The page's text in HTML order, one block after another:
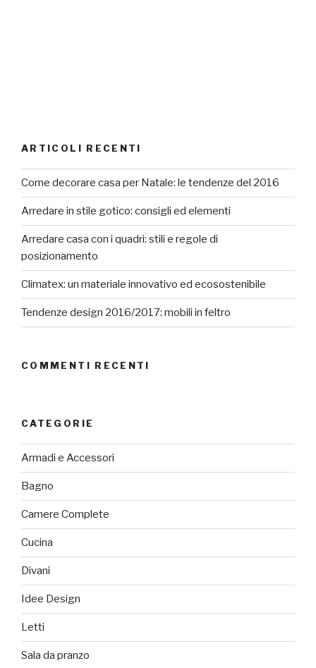
ARTICOLI RECENTI
Come decorare casa per Natale: le tendenze del 2016
Arredare in stile gotico: consigli ed elementi
Arredare casa con i quadri: stili e regole di
posizionamento
Climatex: un materiale innovativo ed ecosostenibile
Tendenze design 2016/2017: mobili in feltro
COMMENTI RECENTI
CATEGORIE
Armadi e Accessori
Bagno
Camere Complete
Cucina
Divani
Idee Design
Letti
Sala da pranzo